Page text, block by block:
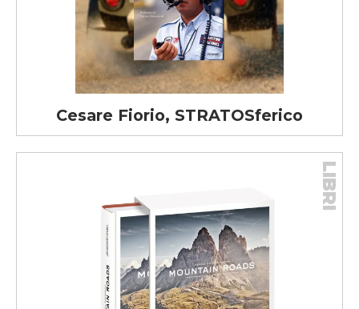
Cesare Fiorio, STRATOSferico
LIBRI